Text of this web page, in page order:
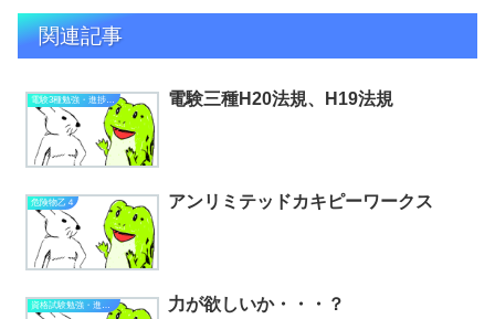
関連記事
電験三種H20法規、H19法規
危険物乙４ アンリミテッドカキピーワークス
力が欲しいか・・・？